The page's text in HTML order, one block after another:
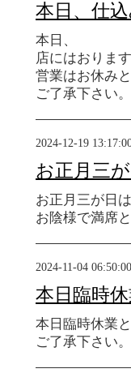
本日、仕
本日、
店にはおりま
営業はお休み
ご了承下さい。
2024-12-19
お正月三
お正月三が日
お陰様で満席
2024-11-04 06:50:00
本日臨時
本日臨時休業
ご了承下さい。